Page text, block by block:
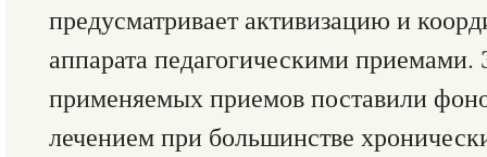
предусматривает активизацию и
аппарата педагогическими
применяемых приемов поставили
лечением при большинстве